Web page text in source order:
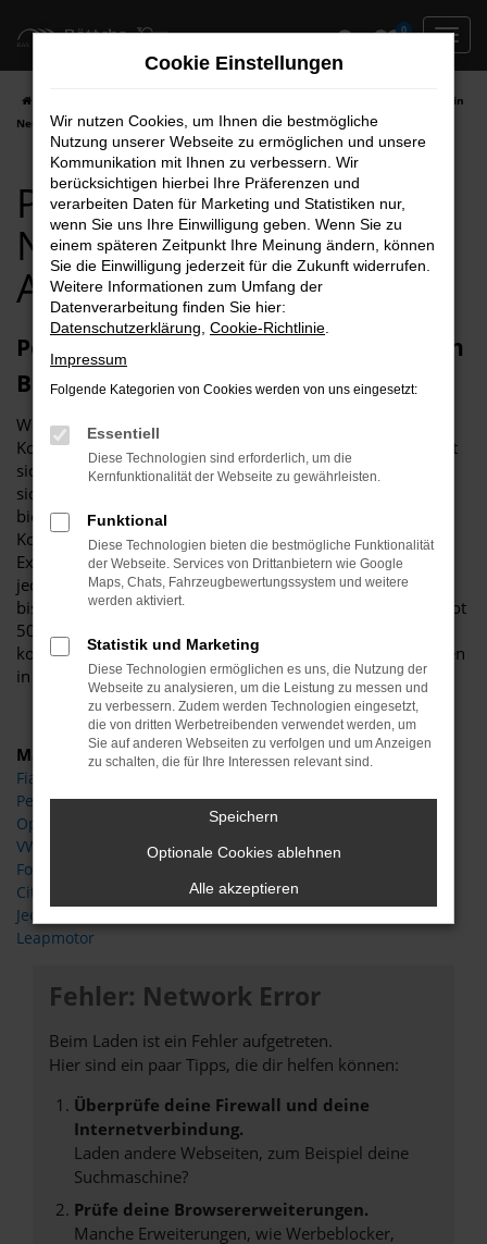
Zum
springen
0
Peugeot 5008 für Berlin
Neuwagen Top Angebote
Peugeot 5008 für Berlin
Neuwagen Top
Angebote
Peugeot 5008 Neuwagen – freie Fahrt in
Berlin
Wer einen Autokauf ohne „Wenn und aber“ und ohne
Kompromisse über die Bühne bringen möchte, entscheidet
sich für einen Peugeot 5008 Neuwagen. Für Berlin eignet
sich dieses herausragende Modell geradezu perfekt und
bietet sowohl Singles als auch Familien den passenden
Komfort. Sowohl das Design als auch die Größe und die
Extras stehen für Vielseitigkeit und lassen das Herz eines
jeden Autofans höher schlagen. Von Berlin ist es nicht weit
bis ins Autohaus Böttche und somit direkt zu Ihrem Peugeot
5008 Neuwagen. Wir lassen Sie einsteigen und beraten Sie
kompetent und mit dem Fachwissen aus mehr als 30 Jahren
in der Automobilbranche.
Marken
Fiat
Peugeot
Opel
VW
Ford
Citroen
Jeep
Leapmotor
Fehler: Network Error
Beim Laden ist ein Fehler aufgetreten.
Hier sind ein paar Tipps, die dir helfen können:
Überprüfe deine Firewall und deine
Internetverbindung.
Laden andere Webseiten, zum Beispiel deine
Suchmaschine?
Prüfe deine Browsererweiterungen.
Manche Erweiterungen, wie Werbeblocker,
Cookie Einstellungen
Wir nutzen Cookies, um Ihnen die bestmögliche
Nutzung unserer Webseite zu ermöglichen und unsere
Kommunikation mit Ihnen zu verbessern. Wir
berücksichtigen hierbei Ihre Präferenzen und
verarbeiten Daten für Marketing und Statistiken nur,
wenn Sie uns Ihre Einwilligung geben. Wenn Sie zu
einem späteren Zeitpunkt Ihre Meinung ändern, können
Sie die Einwilligung jederzeit für die Zukunft widerrufen.
Weitere Informationen zum Umfang der
Datenverarbeitung finden Sie hier:
Datenschutzerklärung Cookie-Richtlinie
Impressum
Folgende Kategorien von Cookies werden von uns eingesetzt:
Essentiell
Diese Technologien sind erforderlich, um die
Kernfunktionalität der Webseite zu gewährleisten.
Funktional
Diese Technologien bieten die bestmögliche Funktionalität
der Webseite. Services von Drittanbietern wie Google
Maps, Chats, Fahrzeugbewertungssystem und weitere
werden aktiviert.
Statistik und Marketing
Diese Technologien ermöglichen es uns, die Nutzung der
Webseite zu analysieren, um die Leistung zu messen und
zu verbessern. Zudem werden Technologien eingesetzt,
die von dritten Werbetreibenden verwendet werden, um
Sie auf anderen Webseiten zu verfolgen und um Anzeigen
zu schalten, die für Ihre Interessen relevant sind.
Speichern
Optionale Cookies ablehnen
Alle akzeptieren